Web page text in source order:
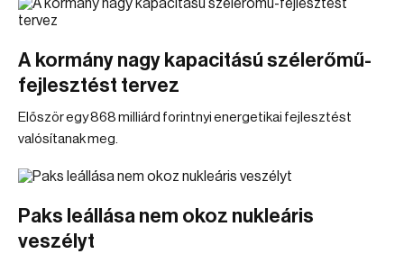
A kormány nagy kapacitású szélerőmű-
fejlesztést tervez
Először egy 868 milliárd forintnyi energetikai fejlesztést
valósítanak meg.
Paks leállása nem okoz nukleáris
veszélyt